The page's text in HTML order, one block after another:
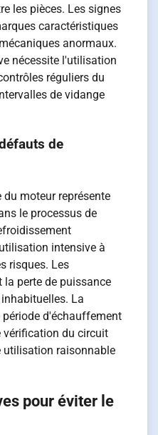
les pièces. Les signes
caractéristiques
anormaux.
nécessite l'utilisation
réguliers du
de vidange
de
moteur représente
le processus de
intensive à
risques. Les
perte de puissance
La
d'échauffement
vérification du circuit
utilisation raisonnable
pour éviter le